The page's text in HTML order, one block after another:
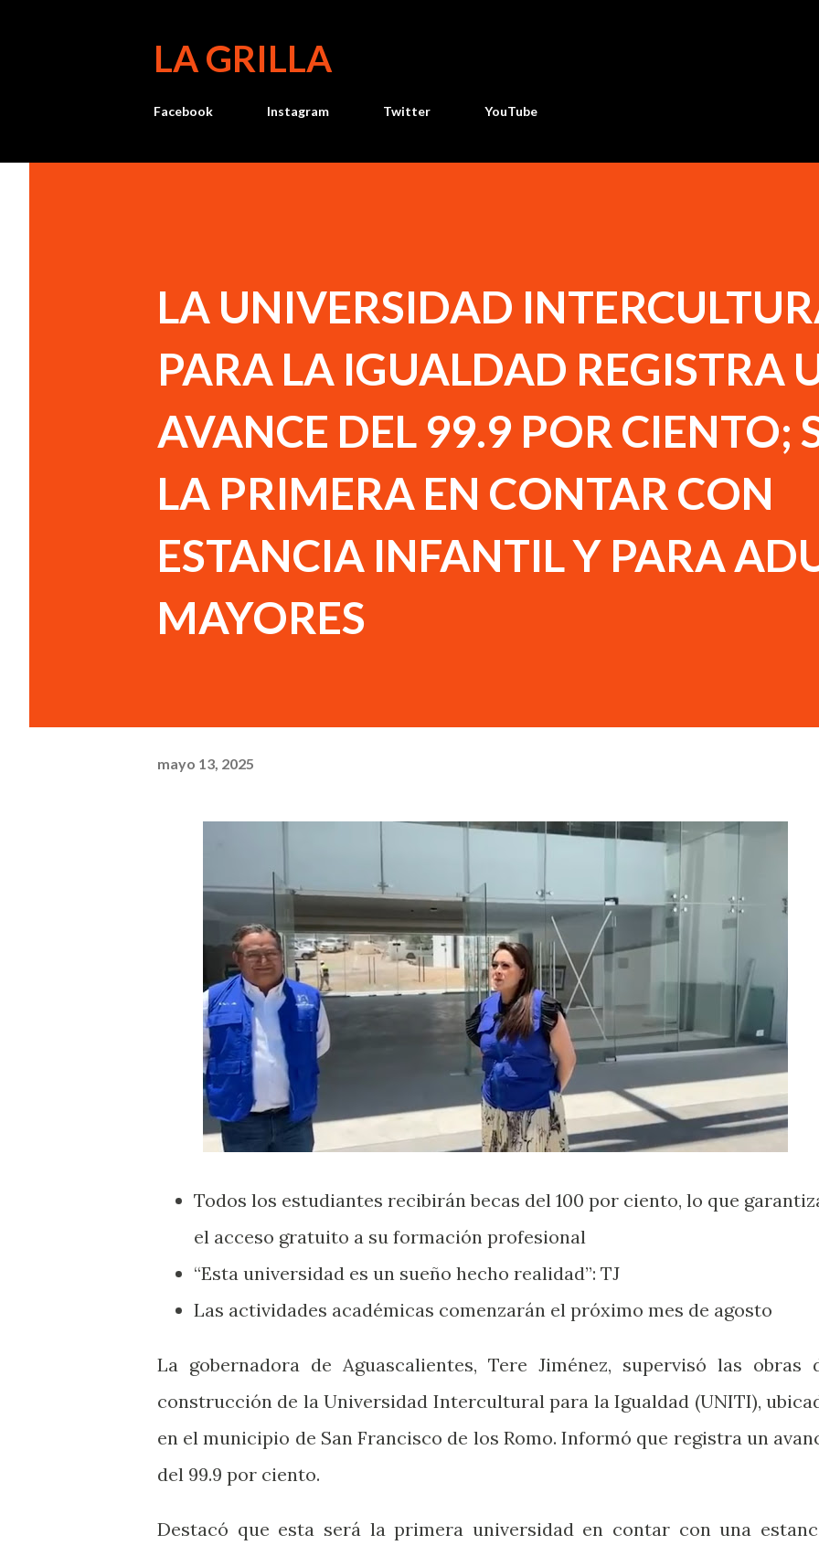
LA GRILLA
Facebook Instagram Twitter YouTube
LA UNIVERSIDAD
PARA LA IGUALDAD REGISTRA
AVANCE DEL 99.9 POR CIENTO;
LA PRIMERA EN CONTAR CON
ESTANCIA INFANTIL Y PARA
MAYORES
mayo 13, 2025
Todos los estudiantes recibirán becas del 100 por ciento, lo que
el acceso gratuito a su formación profesional
“Esta universidad es un sueño hecho realidad”: TJ
Las actividades académicas comenzarán el próximo mes de agosto
La gobernadora de Aguascalientes, Tere Jiménez, supervisó las obras
construcción de la Universidad Intercultural para la Igualdad (UNITI),
en el municipio de San Francisco de los Romo. Informó que registra un
del 99.9 por ciento.
Destacó que esta será la primera universidad en contar con una